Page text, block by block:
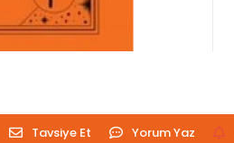
Tavsiye Et Yorum Yaz